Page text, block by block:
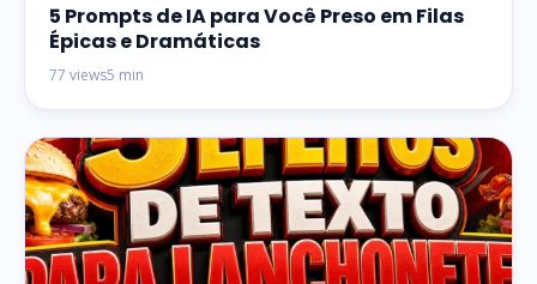
5 Prompts de IA para Você Preso em Filas
Épicas e Dramáticas
77 views5 min